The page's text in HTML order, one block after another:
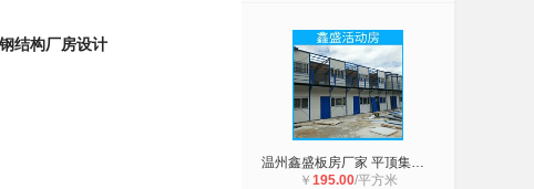
结构厂房设计
温州鑫盛板房厂家 平顶集装箱 双坡彩
￥ 195.00/平方米